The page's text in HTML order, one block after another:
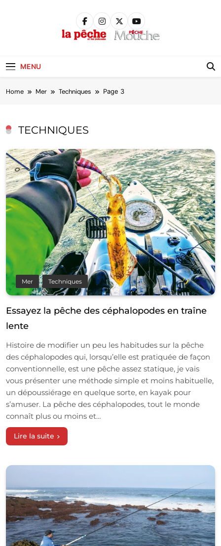
MENU
Home Mer Techniques Page 3
TECHNIQUES
Mer Techniques
Essayez la pêche des céphalopodes en traîne
lente
Histoire de modifier un peu les habitudes sur la pêche
des céphalopodes qui, lorsqu’elle est pratiquée de façon
conventionnelle, est une pêche assez statique, je vais
vous présenter une méthode simple et moins habituelle,
un dépoussiérage en quelque sorte, en kayak pour
s’amuser. La pêche des céphalopodes, tout le monde
connaît plus ou moins et…
Lire la suite